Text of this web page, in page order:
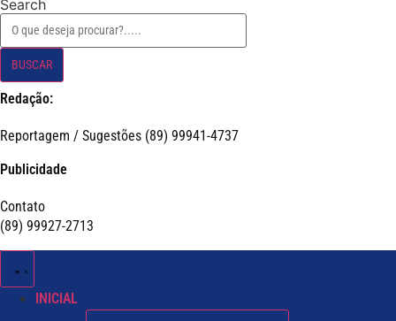
Search
BUSCAR
Redação:
Reportagem / Sugestões (89) 99941-4737
Publicidade
Contato
(89) 99927-2713
INICIAL